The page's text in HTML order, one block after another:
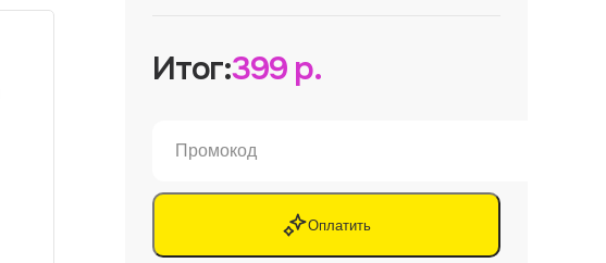
Итог:399р.
Оплатить